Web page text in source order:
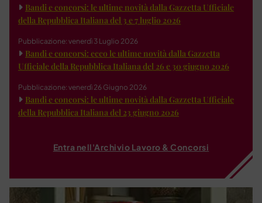
Bandi e concorsi: le ultime novità dalla Gazzetta Ufficiale
della Repubblica Italiana del 3 e 7 luglio 2026
Pubblicazione: venerdì 3 Luglio 2026
Bandi e concorsi: ecco le ultime novità dalla Gazzetta
Ufficiale della Repubblica Italiana del 26 e 30 giugno 2026
Pubblicazione: venerdì 26 Giugno 2026
Bandi e concorsi: le ultime novità dalla Gazzetta Ufficiale
della Repubblica Italiana del 23 giugno 2026
Entra nell'Archivio Lavoro & Concorsi